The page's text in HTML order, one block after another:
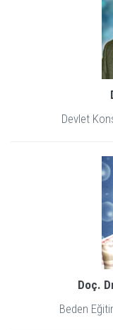
Devlet
Doç.
Beden